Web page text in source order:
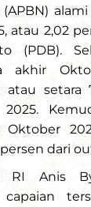
(APBN)
atau 2,02
(PDB).
akhir
atau
dari
RI Anis
capaian